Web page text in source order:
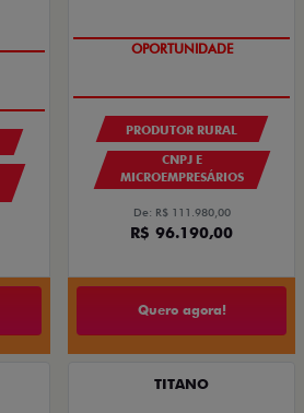
ÚLTIMAS UNIDADES
PRODUTOR RURAL
CNPJ E
MICROEMPRESÁRIOS
De: R$ 111.980,00
R$ 96.190,00
Quero agora!
TITANO